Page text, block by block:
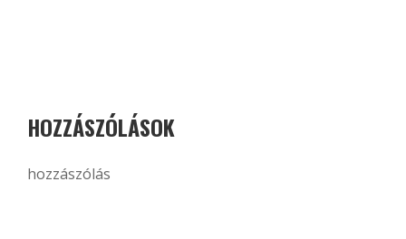
HOZZÁSZÓLÁSOK
hozzászólás